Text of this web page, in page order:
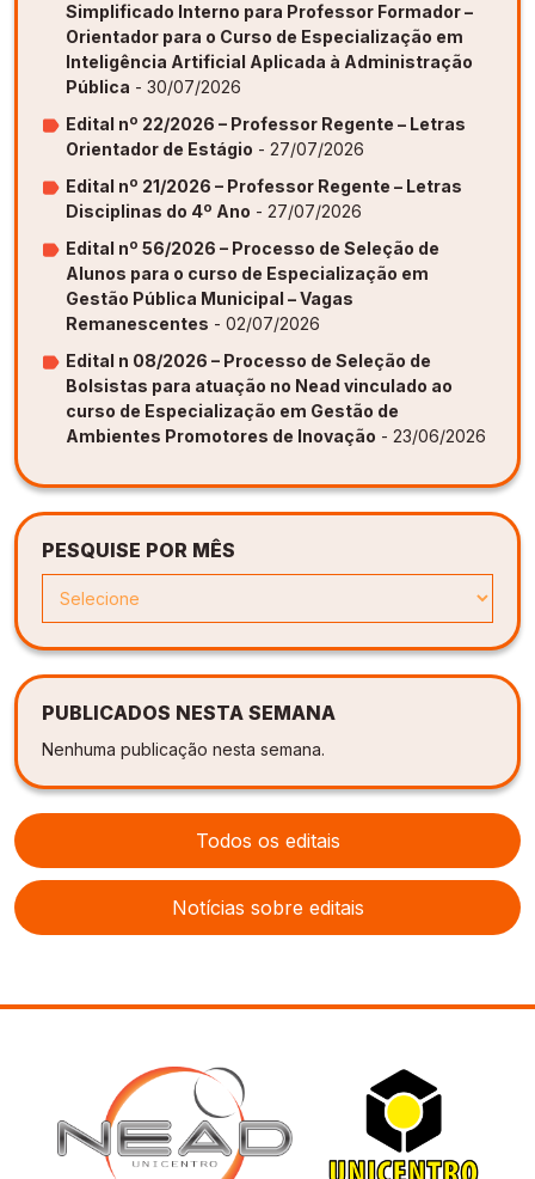
Simplificado Interno para Professor Formador –
Orientador para o Curso de Especialização em
Inteligência Artificial Aplicada à Administração
Pública - 30/07/2026
Edital nº 22/2026 – Professor Regente – Letras
Orientador de Estágio - 27/07/2026
Edital nº 21/2026 – Professor Regente – Letras
Disciplinas do 4º Ano - 27/07/2026
Edital nº 56/2026 – Processo de Seleção de
Alunos para o curso de Especialização em
Gestão Pública Municipal – Vagas
Remanescentes - 02/07/2026
Edital n 08/2026 – Processo de Seleção de
Bolsistas para atuação no Nead vinculado ao
curso de Especialização em Gestão de
Ambientes Promotores de Inovação - 23/06/2026
PESQUISE POR MÊS
PUBLICADOS NESTA SEMANA
Nenhuma publicação nesta semana.
Todos os editais
Notícias sobre editais